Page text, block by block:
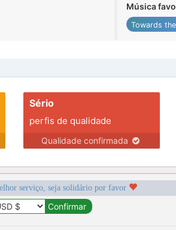
Música
Towards
Sério
perfis de qualidade
Qualidade confirmada
serviço, seja solidário por favor